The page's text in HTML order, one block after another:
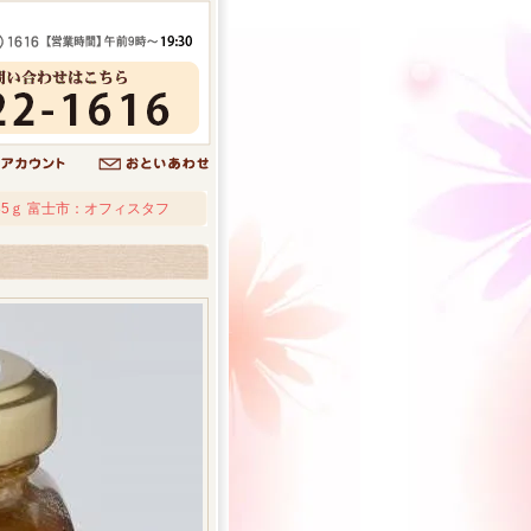
ｇ 富士市：オフィスタフ